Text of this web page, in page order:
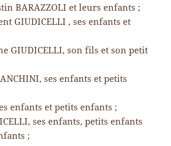
BARAZZOLI et leurs enfants ;
GIUDICELLI , ses enfants et
GIUDICELLI, son fils et son petit
ses enfants et petits
enfants et petits enfants ;
ses enfants, petits enfants
;